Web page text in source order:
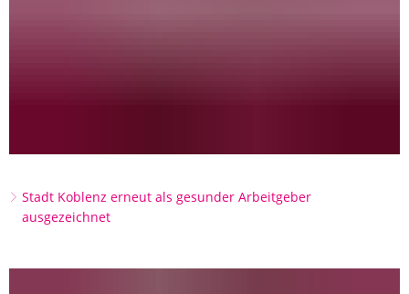
Stadt Koblenz erneut als gesunder Arbeitgeber
ausgezeichnet